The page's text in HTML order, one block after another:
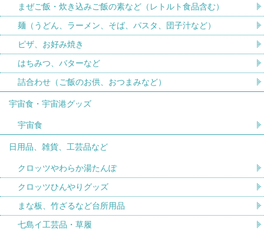
まぜご飯・炊き込みご飯の素など（レトルト食品含む）
麺（うどん、ラーメン、そば、パスタ、団子汁など）
ピザ、お好み焼き
はちみつ、バターなど
詰合わせ（ご飯のお供、おつまみなど）
宇宙食・宇宙港グッズ
宇宙食
日用品、雑貨、工芸品など
クロッツやわらか湯たんぽ
クロッツひんやりグッズ
まな板、竹ざるなど台所用品
七島イ工芸品・草履